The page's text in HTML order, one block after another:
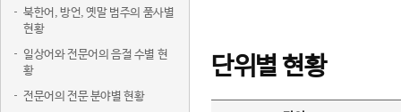
북한어, 방언, 옛말 범주의 품사별
현황
일상어와 전문어의 음절 수별 현
황
전문어의 전문 분야별 현황
단위별 현황